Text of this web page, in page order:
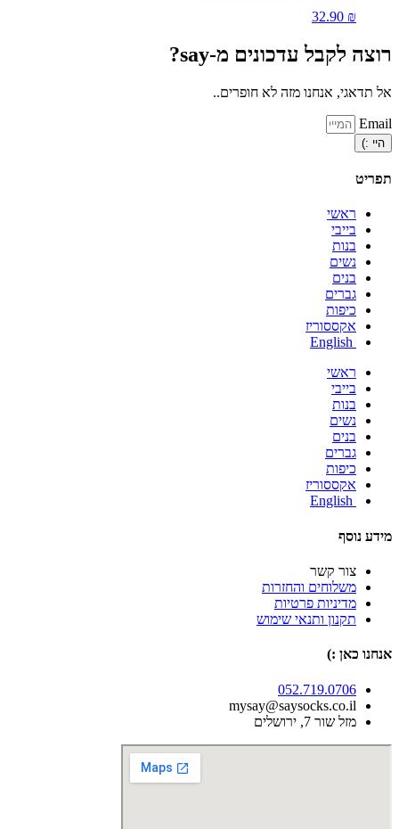
32.90 ₪
רוצה לקבל עדכונים מ-say?
אל תדאגי, אנחנו מזה לא חופרים..
Email
היי :)
תפריט
ראשי
בייבי
בנות
נשים
בנים
גברים
כיפות
אקססוריז
English
ראשי
בייבי
בנות
נשים
בנים
גברים
כיפות
אקססוריז
English
מידע נוסף
צור קשר
משלוחים והחזרות
מדיניות פרטיות
תקנון ותנאי שימוש
אנחנו כאן :)
052.719.0706
mysay@saysocks.co.il‏
מזל שור 7, ירושלים